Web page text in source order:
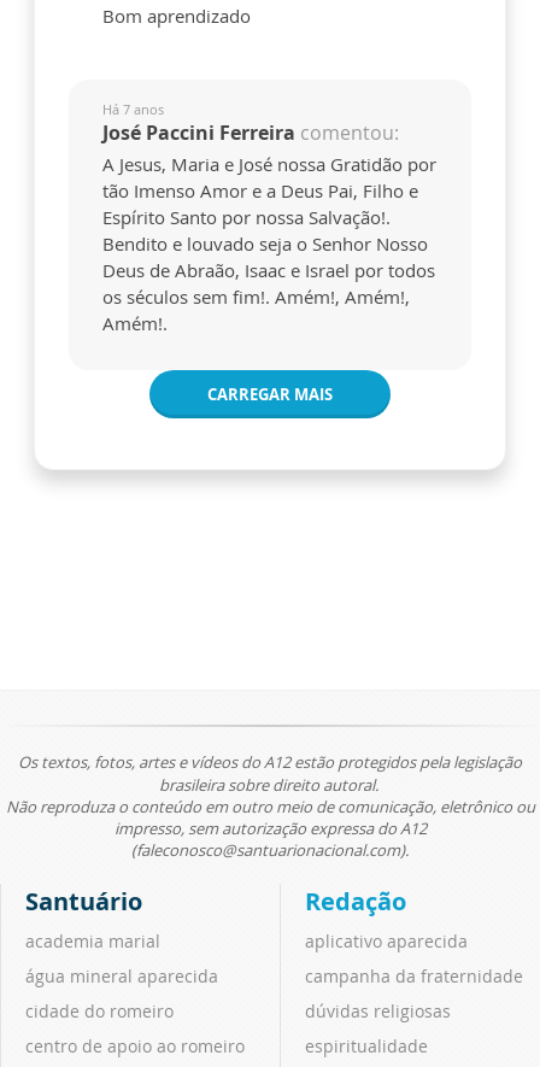
Bom aprendizado
Há 7 anos
José Paccini Ferreira comentou:
A Jesus, Maria e José nossa Gratidão por
tão Imenso Amor e a Deus Pai, Filho e
Espírito Santo por nossa Salvação!.
Bendito e louvado seja o Senhor Nosso
Deus de Abraão, Isaac e Israel por todos
os séculos sem fim!. Amém!, Amém!,
Amém!.
CARREGAR MAIS
Os textos, fotos, artes e vídeos do A12 estão protegidos pela legislação
brasileira sobre direito autoral.
Não reproduza o conteúdo em outro meio de comunicação, eletrônico ou
impresso, sem autorização expressa do A12
(faleconosco@santuarionacional.com).
Santuário
academia marial
água mineral aparecida
cidade do romeiro
centro de apoio ao romeiro
Redação
aplicativo aparecida
campanha da fraternidade
dúvidas religiosas
espiritualidade